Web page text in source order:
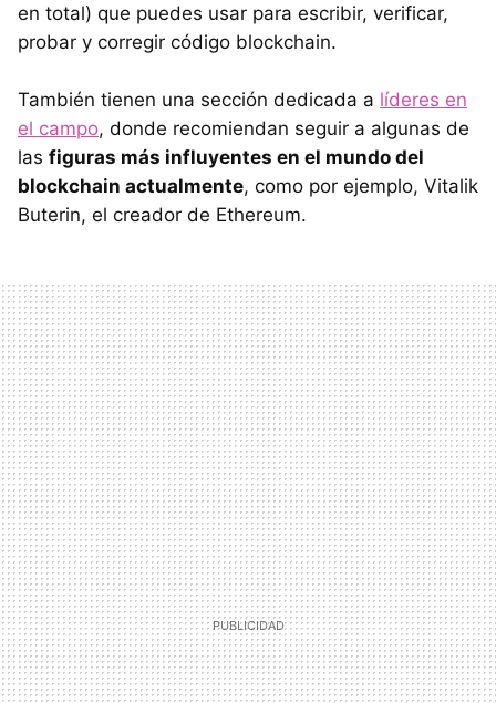
en total) que puedes usar para escribir, verificar,
probar y corregir código blockchain.
También tienen una sección dedicada a líderes en
el campo, donde recomiendan seguir a algunas de
las figuras más influyentes en el mundo del
blockchain actualmente, como por ejemplo, Vitalik
Buterin, el creador de Ethereum.